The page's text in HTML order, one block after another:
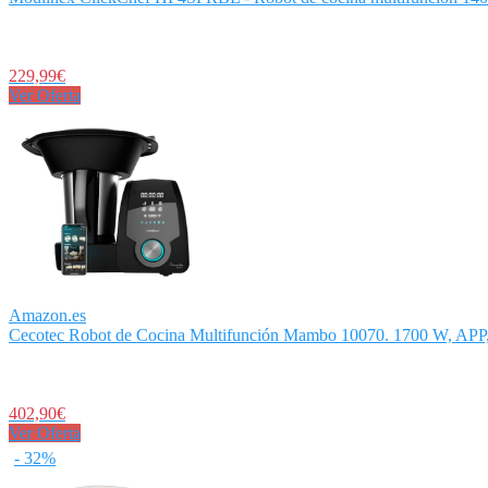
229,99€
Ver Oferta
Amazon.es
Cecotec Robot de Cocina Multifunción Mambo 10070. 1700 W,
402,90€
Ver Oferta
- 32%